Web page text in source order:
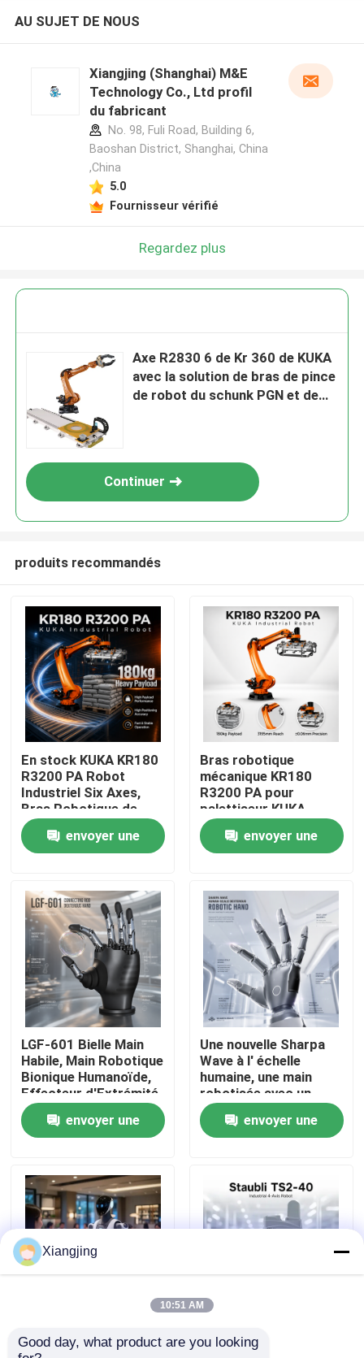
Produits
Vidéos
À propos de nous
Visite de l'usine
Nous contacter
Blog
bras de robot industriel
AU SUJET DE NOUS
Xiangjing (Shanghai) M&E
Technology Co., Ltd profil
du fabricant
No. 98, Fuli Road, Building 6,
Baoshan District, Shanghai, China
,China
5.0
Fournisseur vérifié
Regardez plus
Axe R2830 6 de Kr 360 de KUKA
avec la solution de bras de pince
de robot du schunk PGN et de
Continuer
produits recommandés
En stock KUKA KR180
R3200 PA Robot
Industriel Six Axes,
Bras Robotique de
Palettisation et
Manutention avec une
Portée de 3195mm
envoyer une
Bras robotique
mécanique KR180
R3200 PA pour
palettiseur KUKA
Robot, portée
maximale de 3195 mm
envoyer une
LGF-601 Bielle Main
Habile, Main Robotique
Bionique Humanoïde,
Effecteur d'Extrémité
Robotique à Charge
Utile de 10KG Bus CAN
envoyer une
Une nouvelle Sharpa
Wave à l' échelle
humaine, une main
robotisée avec un
capteur tactile haute
résolution pour l'
intégration du robot.
envoyer une
UBTECH 2026 Walker
robot SCARA ultra
Xiangjing
10:51 AM
Good day, what product are you looking